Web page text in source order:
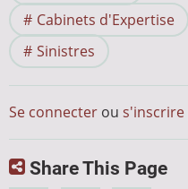
Cabinets d'Expertise
Sinistres
Se connecter ou s'inscrire
Share This Page